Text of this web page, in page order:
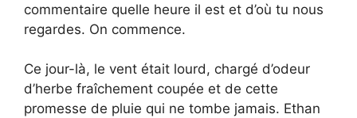
commentaire quelle heure il est et d’où tu nous
regardes. On commence.
Ce jour-là, le vent était lourd, chargé d’odeur
d’herbe fraîchement coupée et de cette
promesse de pluie qui ne tombe jamais. Ethan